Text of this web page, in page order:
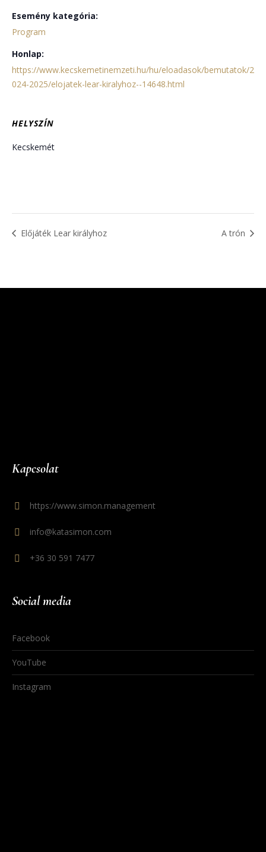
Esemény kategória:
Program
Honlap:
https://www.kecskemetinemzeti.hu/hu/eloadasok/bemutatok/2
024-2025/elojatek-lear-kiralyhoz--14648.html
HELYSZÍN
Kecskemét
Előjáték Lear királyhoz A trón
Kapcsolat
https://www.simon.management
info@katasimon.com
+36 30 591 7477
Social media
Facebook
YouTube
Instagram